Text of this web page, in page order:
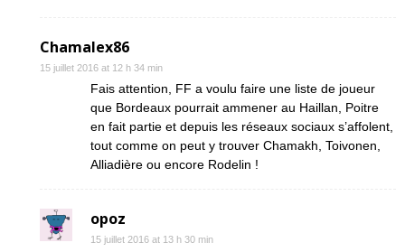
Chamalex86
15 juillet 2016 at 12 h 34 min
Fais attention, FF a voulu faire une liste de joueur
que Bordeaux pourrait ammener au Haillan, Poitre
en fait partie et depuis les réseaux sociaux s’affolent,
tout comme on peut y trouver Chamakh, Toivonen,
Alliadière ou encore Rodelin !
opoz
15 juillet 2016 at 13 h 30 min